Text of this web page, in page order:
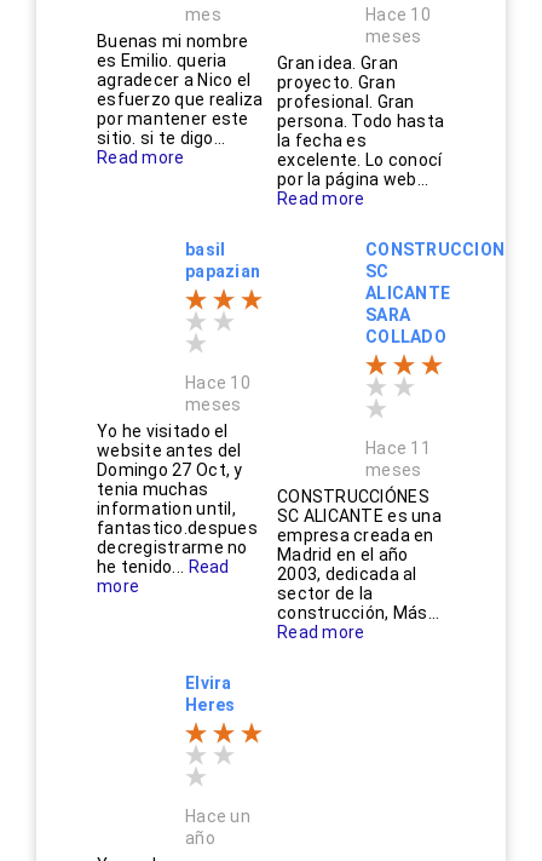
mes
Buenas mi nombre
es Emilio. queria
agradecer a Nico el
esfuerzo que realiza
por mantener este
sitio. si te digo...
Read more
Hace 10
meses
Gran idea. Gran
proyecto. Gran
profesional. Gran
persona. Todo hasta
la fecha es
excelente. Lo conocí
por la página web...
Read more
basil
papazian
Hace 10
meses
Yo he visitado el
website antes del
Domingo 27 Oct, y
tenia muchas
information until,
fantastico.despues
decregistrarme no
he tenido... Read
more
CONSTRUCCIONES
SC
ALICANTE
SARA
COLLADO
Hace 11
meses
CONSTRUCCIÓNES
SC ALICANTE es una
empresa creada en
Madrid en el año
2003, dedicada al
sector de la
construcción, Más...
Read more
Elvira
Heres
Hace un
año